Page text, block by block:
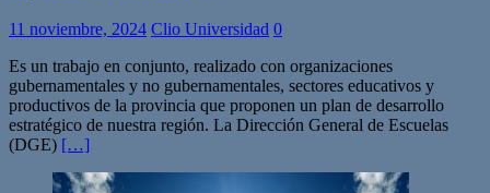
11 noviembre, 2024 Clio Universidad 0
Es un trabajo en conjunto, realizado con organizaciones
gubernamentales y no gubernamentales, sectores educativos y
productivos de la provincia que proponen un plan de desarrollo
estratégico de nuestra región. La Dirección General de Escuelas
(DGE) […]